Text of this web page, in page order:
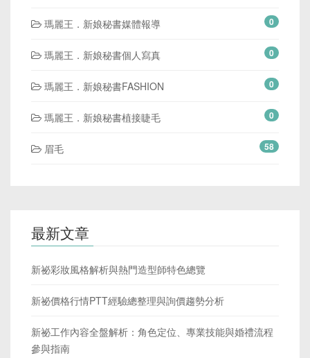
瑪麗王．新娘秘書媒體報導 0
瑪麗王．新娘秘書個人寫真 0
瑪麗王．新娘秘書FASHION 0
瑪麗王．新娘秘書植接睫毛 0
眉毛 58
最新文章
新祕彩妝風格解析與熱門造型師特色總覽
新祕價格行情PTT經驗總整理與詢價趨勢分析
新祕工作內容全盤解析：角色定位、專業技能與婚禮流程
參與指南